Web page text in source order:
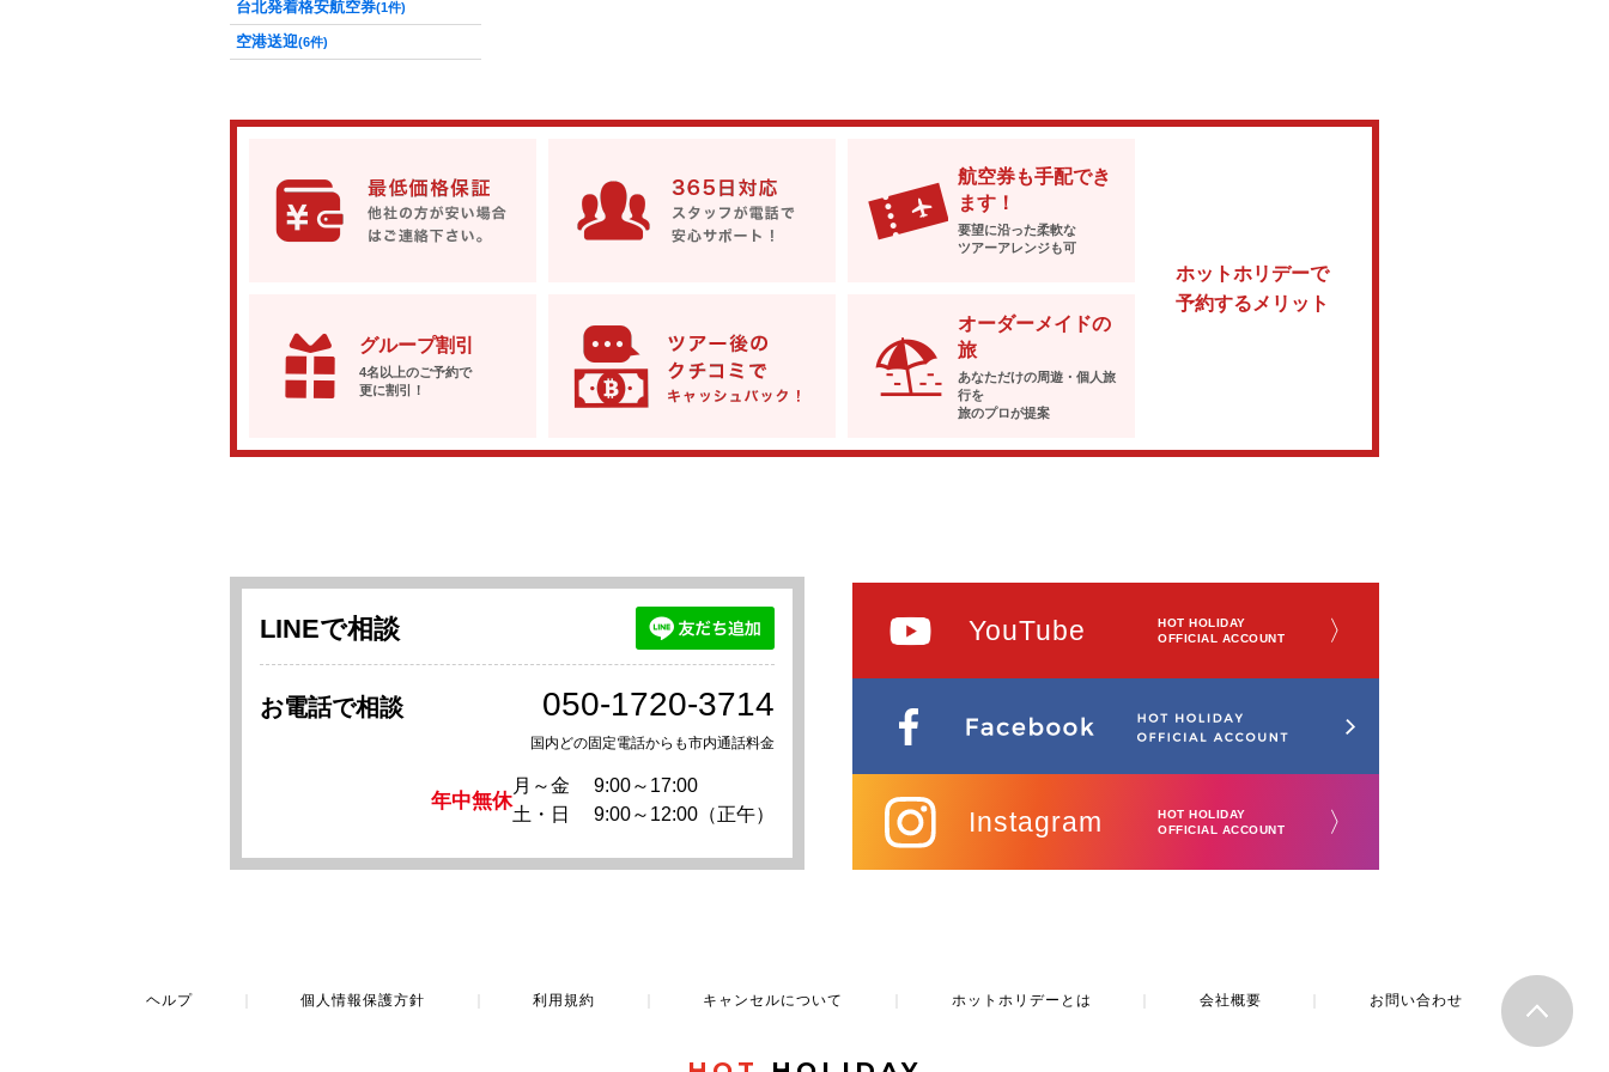
台北発着格安航空券(1件)
空港送迎(6件)
ホットホリデーで
予約するメリット
航空券も手配でき
ます！
要望に沿った柔軟な
ツアーアレンジも可
グループ割引
4名以上のご予約で
更に割引！
オーダーメイドの
旅
あなただけの周遊・個人旅
行を
旅のプロが提案
LINEで相談
お電話で相談 050-1720-3714
国内どの固定電話からも市内通話料金
年中無休
月～金
9:00～17:00
土・日
9:00～12:00（正午）
YouTube
HOT HOLIDAY
OFFICIAL ACCOUNT
〉
Instagram
HOT HOLIDAY
OFFICIAL ACCOUNT
〉
ヘルプ 個人情報保護方針 利用規約 キャンセルについて ホットホリデーとは 会社概要 お問い合わせ